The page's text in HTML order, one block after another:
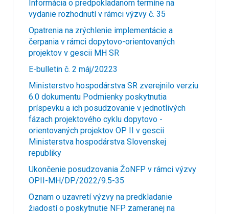
Informácia o predpokladanom termíne na
vydanie rozhodnutí v rámci výzvy č. 35
Opatrenia na zrýchlenie implementácie a
čerpania v rámci dopytovo-orientovaných
projektov v gescii MH SR
E-bulletin č. 2 máj/20223
Ministerstvo hospodárstva SR zverejnilo verziu
6.0 dokumentu Podmienky poskytnutia
príspevku a ich posudzovanie v jednotlivých
fázach projektového cyklu dopytovo -
orientovaných projektov OP II v gescii
Ministerstva hospodárstva Slovenskej
republiky
Ukončenie posudzovania ŽoNFP v rámci výzvy
OPII-MH/DP/2022/9.5-35
Oznam o uzavretí výzvy na predkladanie
žiadostí o poskytnutie NFP zameranej na